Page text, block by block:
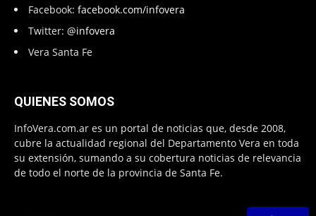
Facebook: facebook.com/infovera
Twitter: @infovera
Vera Santa Fe
QUIENES SOMOS
InfoVera.com.ar es un portal de noticias que, desde 2008,
cubre la actualidad regional del Departamento Vera en toda
su extensión, sumando a su cobertura noticias de relevancia
de todo el norte de la provincia de Santa Fe.